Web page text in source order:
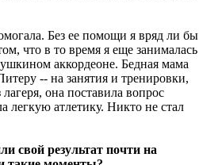
Без ее помощи я вряд ли бы
что в то время я еще занималась
аккордеоне. Бедная мама
-- на занятия и тренировки,
она поставила вопрос
легкую атлетику. Никто не стал
свой результат почти на